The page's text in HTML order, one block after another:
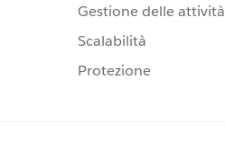
Gestione delle attività
Scalabilità
Protezione